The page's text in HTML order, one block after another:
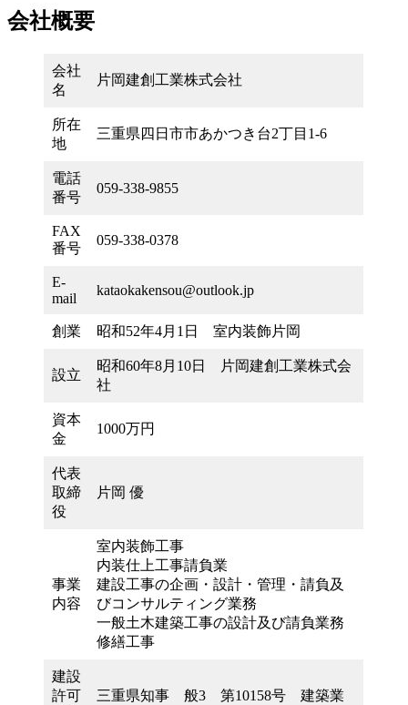
会社概要
Kurashi-
会社
名
片岡建創工業株式会社
所在
地
三重県四日市市あかつき台2丁目1-6
電話
番号
059-338-9855
FAX
番号
059-338-0378
E-
mail
kataokakensou@outlook.jp
創業 昭和52年4月1日 室内装飾片岡
設立
昭和60年8月10日 片岡建創工業株式会
社
資本
金
1000万円
代表
取締
役
片岡 優
事業
内容
室内装飾工事
内装仕上工事請負業
建設工事の企画・設計・管理・請負及
びコンサルティング業務
一般土木建築工事の設計及び請負業務
修繕工事
建設
許可
三重県知事 般3 第10158号 建築業